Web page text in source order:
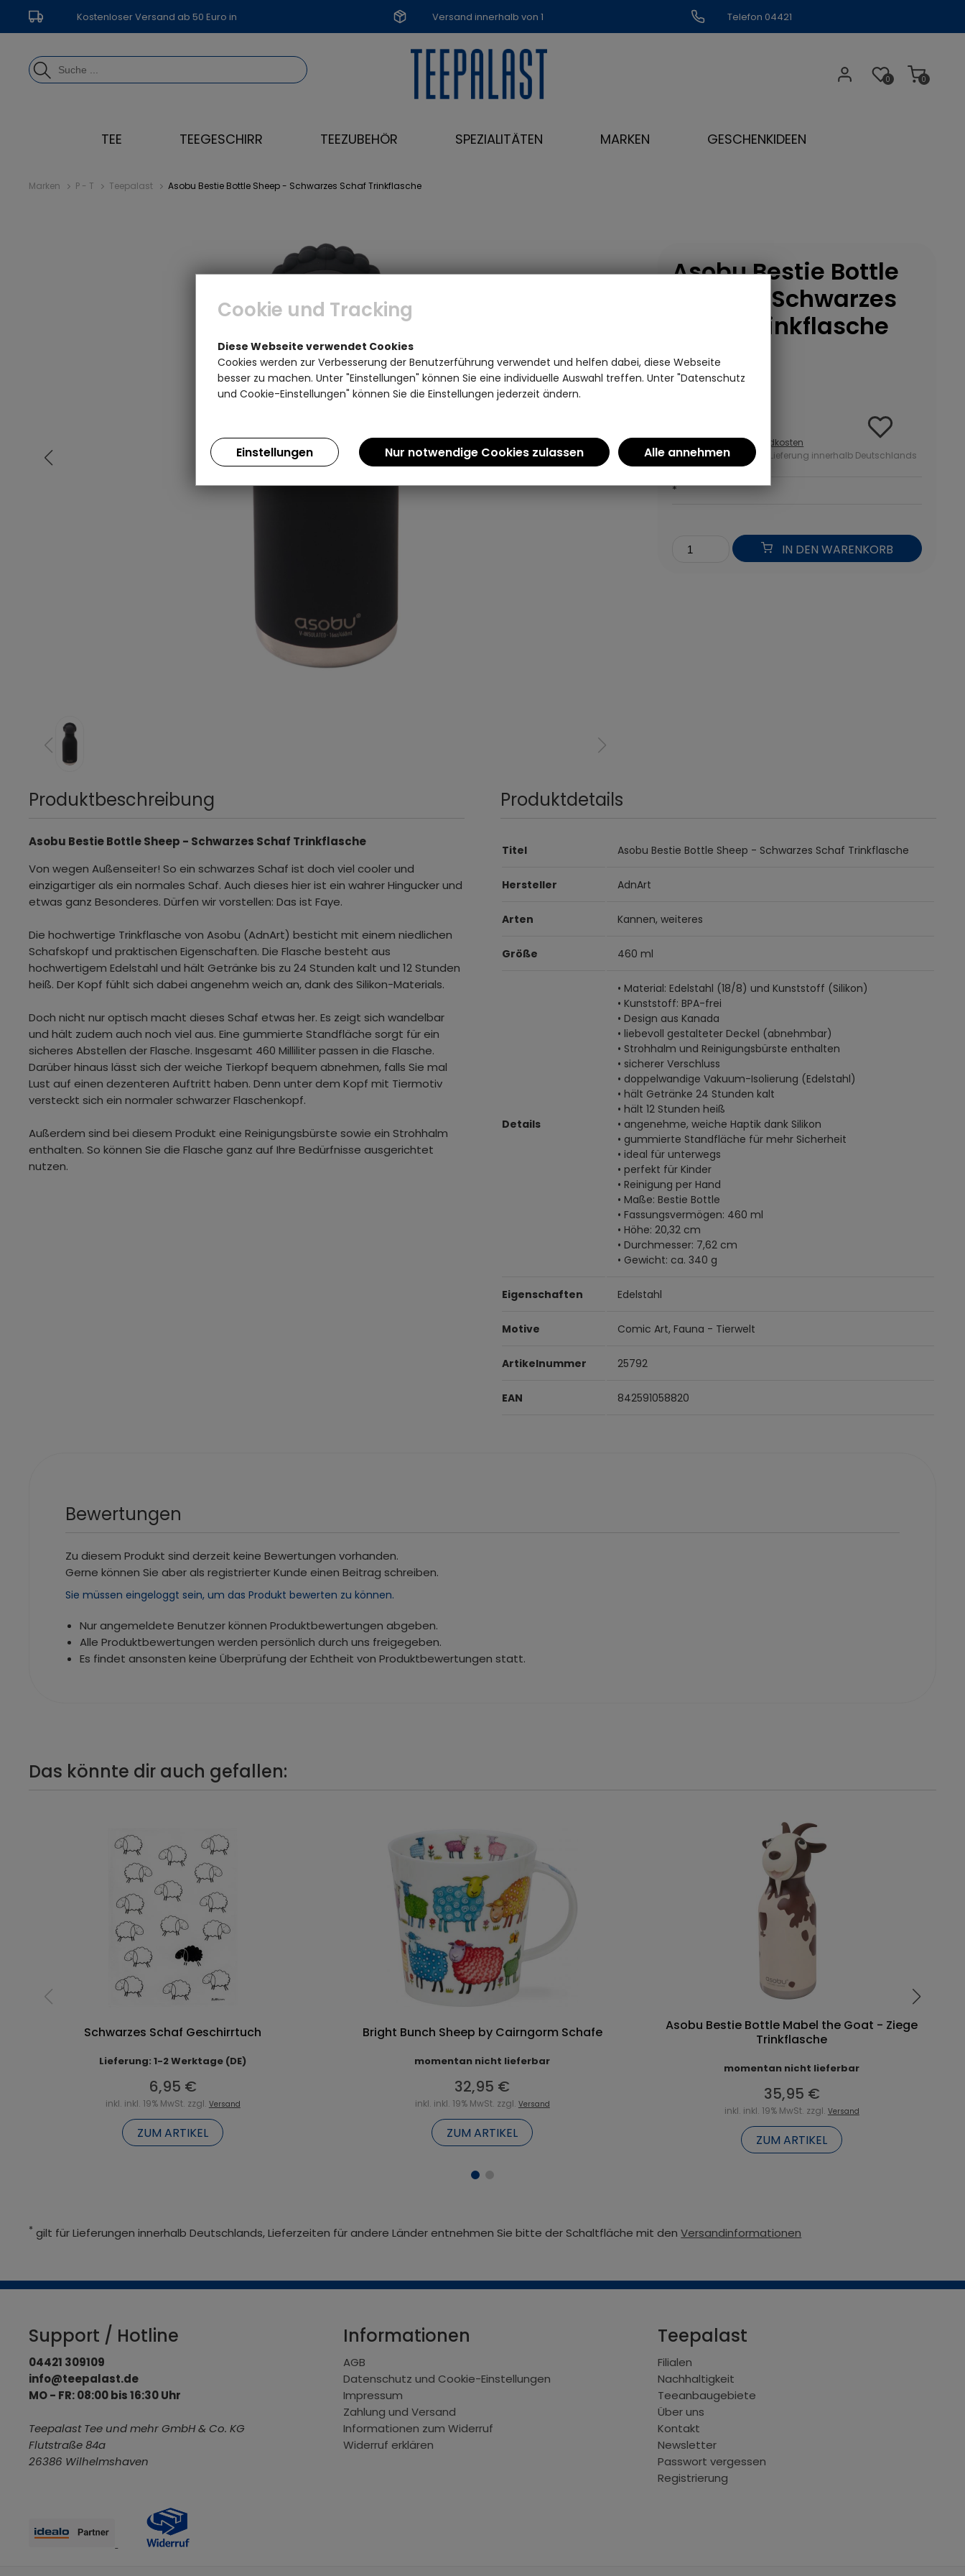
Kostenloser Versand ab 50 Euro in Versand innerhalb von 1
Werktag
Telefon 04421
0
0
TEE TEEGESCHIRR TEEZUBEHÖR SPEZIALITÄTEN MARKEN GESCHENKIDEEN
Marken P - T Teepalast Asobu Bestie Bottle Sheep - Schwarzes Schaf Trinkflasche
Asobu Bestie Bottle
Sheep - Schwarzes
Schaf Trinkflasche
Edelstahl | AdnArt
Versandkosten
ab 50 Euro kostenlose Lieferung innerhalb Deutschlands
*
IN DEN WARENKORB
Produktbeschreibung
Asobu Bestie Bottle Sheep - Schwarzes Schaf Trinkflasche
Von wegen Außenseiter! So ein schwarzes Schaf ist doch viel cooler und
einzigartiger als ein normales Schaf. Auch dieses hier ist ein wahrer Hingucker und
etwas ganz Besonderes. Dürfen wir vorstellen: Das ist Faye.
Die hochwertige Trinkflasche von Asobu (AdnArt) besticht mit einem niedlichen
Schafskopf und praktischen Eigenschaften. Die Flasche besteht aus
hochwertigem Edelstahl und hält Getränke bis zu 24 Stunden kalt und 12 Stunden
heiß. Der Kopf fühlt sich dabei angenehm weich an, dank des Silikon-Materials.
Doch nicht nur optisch macht dieses Schaf etwas her. Es zeigt sich wandelbar
und hält zudem auch noch viel aus. Eine gummierte Standfläche sorgt für ein
sicheres Abstellen der Flasche. Insgesamt 460 Milliliter passen in die Flasche.
Darüber hinaus lässt sich der weiche Tierkopf bequem abnehmen, falls Sie mal
Lust auf einen dezenteren Auftritt haben. Denn unter dem Kopf mit Tiermotiv
versteckt sich ein normaler schwarzer Flaschenkopf.
Außerdem sind bei diesem Produkt eine Reinigungsbürste sowie ein Strohhalm
enthalten. So können Sie die Flasche ganz auf Ihre Bedürfnisse ausgerichtet
nutzen.
Produktdetails
Titel Asobu Bestie Bottle Sheep - Schwarzes Schaf Trinkflasche
Hersteller AdnArt
Arten Kannen, weiteres
Größe 460 ml
Details
• Material: Edelstahl (18/8) und Kunststoff (Silikon)
• Kunststoff: BPA-frei
• Design aus Kanada
• liebevoll gestalteter Deckel (abnehmbar)
• Strohhalm und Reinigungsbürste enthalten
• sicherer Verschluss
• doppelwandige Vakuum-Isolierung (Edelstahl)
• hält Getränke 24 Stunden kalt
• hält 12 Stunden heiß
• angenehme, weiche Haptik dank Silikon
• gummierte Standfläche für mehr Sicherheit
• ideal für unterwegs
• perfekt für Kinder
• Reinigung per Hand
• Maße: Bestie Bottle
• Fassungsvermögen: 460 ml
• Höhe: 20,32 cm
• Durchmesser: 7,62 cm
• Gewicht: ca. 340 g
Eigenschaften Edelstahl
Motive Comic Art, Fauna - Tierwelt
Artikelnummer 25792
EAN 842591058820
Bewertungen
Zu diesem Produkt sind derzeit keine Bewertungen vorhanden.
Gerne können Sie aber als registrierter Kunde einen Beitrag schreiben.
Sie müssen eingeloggt sein, um das Produkt bewerten zu können.
Nur angemeldete Benutzer können Produktbewertungen abgeben.
Alle Produktbewertungen werden persönlich durch uns freigegeben.
Es findet ansonsten keine Überprüfung der Echtheit von Produktbewertungen statt.
Das könnte dir auch gefallen:
Schwarzes Schaf Geschirrtuch
Lieferung: 1-2 Werktage (DE)
6,95 €
inkl. inkl. 19% MwSt. zzgl. Versand
ZUM ARTIKEL
Bright Bunch Sheep by Cairngorm Schafe
momentan nicht lieferbar
32,95 €
inkl. inkl. 19% MwSt. zzgl. Versand
ZUM ARTIKEL
Asobu Bestie Bottle Mabel the Goat - Ziege
Trinkflasche
momentan nicht lieferbar
35,95 €
inkl. inkl. 19% MwSt. zzgl. Versand
ZUM ARTIKEL
* gilt für Lieferungen innerhalb Deutschlands, Lieferzeiten für andere Länder entnehmen Sie bitte der Schaltfläche mit denVersandinformationen
Support / Hotline
04421 309109
info@teepalast.de
MO - FR: 08:00 bis 16:30 Uhr
Teepalast Tee und mehr GmbH & Co. KG
Flutstraße 84a
26386 Wilhelmshaven
Informationen
AGB
Datenschutz und Cookie-Einstellungen
Impressum
Zahlung und Versand
Informationen zum Widerruf
Widerruf erklären
Teepalast
Filialen
Nachhaltigkeit
Teeanbaugebiete
Über uns
Kontakt
Newsletter
Passwort vergessen
Registrierung
Cookie und Tracking
Diese Webseite verwendet Cookies
Cookies werden zur Verbesserung der Benutzerführung verwendet und helfen dabei, diese Webseite
besser zu machen. Unter "Einstellungen" können Sie eine individuelle Auswahl treffen. Unter "Datenschutz
und Cookie-Einstellungen" können Sie die Einstellungen jederzeit ändern.
Einstellungen